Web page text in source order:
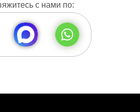
с нами по: